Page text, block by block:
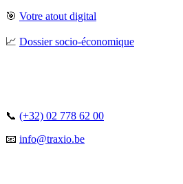
🎯 Votre atout digital
📈 Dossier socio-économique
📞 (+32) 02 778 62 00
📧 info@traxio.be